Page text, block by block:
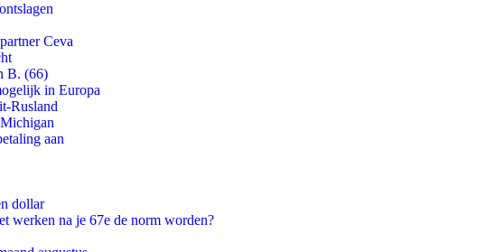
Ceva
B. (66)
in Europa
Rusland
aan
dollar
werken na je 67e de norm worden?